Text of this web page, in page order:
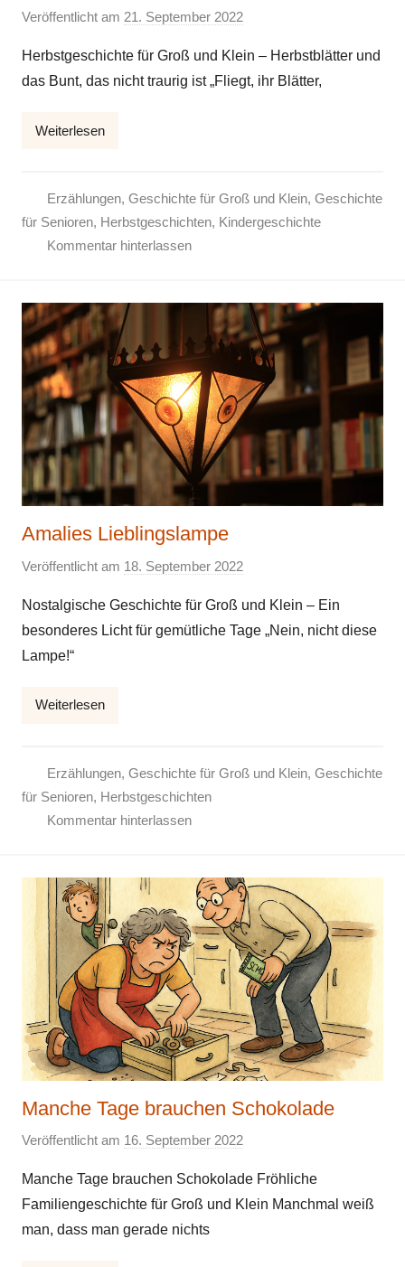
Veröffentlicht am 21. September 2022
n
E
Herbstgeschichte für Groß und Klein – Herbstblätter und
das Bunt, das nicht traurig ist „Fliegt, ihr Blätter,
Weiterlesen
Erzählungen, Geschichte für Groß und Klein, Geschichte
für Senioren, Herbstgeschichten, Kindergeschichte
Kommentar hinterlassen
Amalies Lieblingslampe
Veröffentlicht am 18. September 2022
n
E
Nostalgische Geschichte für Groß und Klein – Ein
besonderes Licht für gemütliche Tage „Nein, nicht diese
Lampe!“
Weiterlesen
Erzählungen, Geschichte für Groß und Klein, Geschichte
für Senioren, Herbstgeschichten
Kommentar hinterlassen
Manche Tage brauchen Schokolade
Veröffentlicht am 16. September 2022
n
E
Manche Tage brauchen Schokolade Fröhliche
Familiengeschichte für Groß und Klein Manchmal weiß
man, dass man gerade nichts